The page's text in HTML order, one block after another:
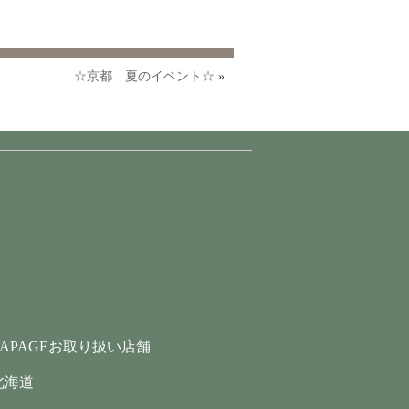
☆京都 夏のイベント☆ »
お取り扱い店舗
海道